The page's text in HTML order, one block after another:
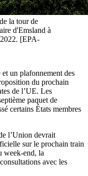
la tour de
d'Emsland à
[EPA-
un plafonnement des
du prochain
de l’UE. Les
paquet de
certains États membres
l’Union devrait
sur le prochain train
week-end, la
avec les